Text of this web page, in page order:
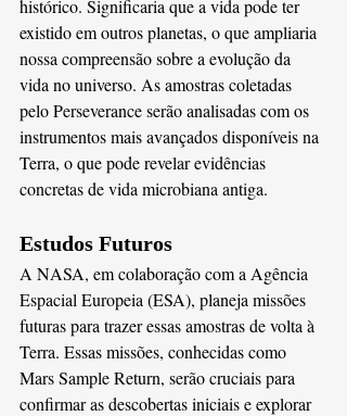
histórico. Significaria que a vida pode ter
existido em outros planetas, o que ampliaria
nossa compreensão sobre a evolução da
vida no universo. As amostras coletadas
pelo Perseverance serão analisadas com os
instrumentos mais avançados disponíveis na
Terra, o que pode revelar evidências
concretas de vida microbiana antiga​.
Estudos Futuros
A NASA, em colaboração com a Agência
Espacial Europeia (ESA), planeja missões
futuras para trazer essas amostras de volta à
Terra. Essas missões, conhecidas como
Mars Sample Return, serão cruciais para
confirmar as descobertas iniciais e explorar